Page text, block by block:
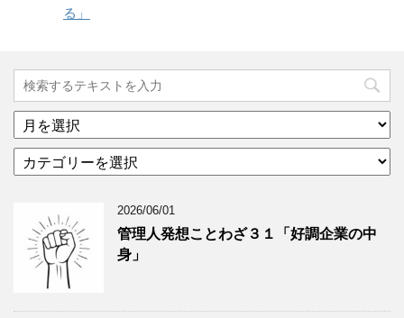
る」
ア
ー
イ
グ
テ
ー
2026/06/01
管理人発想ことわざ３１「好調企業の中
身」